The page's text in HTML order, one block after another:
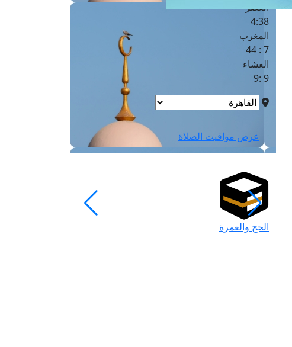
العصر
4:38
المغرب
7 : 44
العشاء
9 :9
عرض مواقيت الصلاة
الحج والعمرة